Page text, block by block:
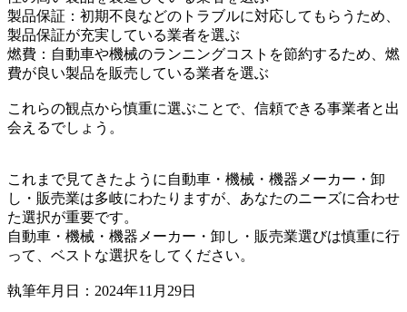
製品保証：初期不良などのトラブルに対応してもらうため、
製品保証が充実している業者を選ぶ
燃費：自動車や機械のランニングコストを節約するため、燃
費が良い製品を販売している業者を選ぶ
これらの観点から慎重に選ぶことで、信頼できる事業者と出
会えるでしょう。
これまで見てきたように自動車・機械・機器メーカー・卸
し・販売業は多岐にわたりますが、あなたのニーズに合わせ
た選択が重要です。
自動車・機械・機器メーカー・卸し・販売業選びは慎重に行
って、ベストな選択をしてください。
執筆年月日：2024年11月29日